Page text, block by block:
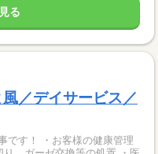
る
／デイサービス／
です！ ・お客様の健康管理